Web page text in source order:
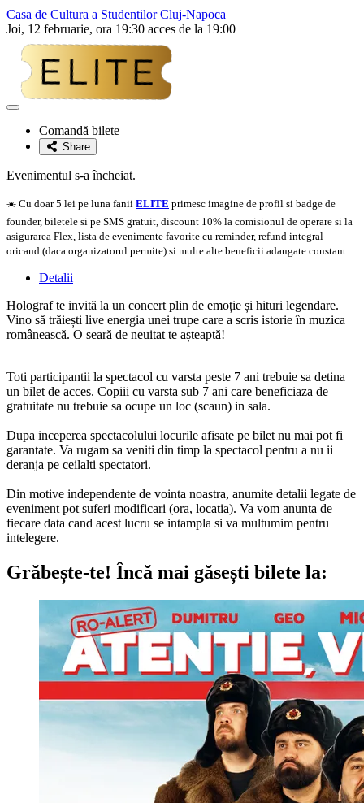
Casa de Cultura a Studentilor Cluj-Napoca
Joi, 12 februarie, ora 19:30 acces de la 19:00
Adaugă
favoriteComandă bilete
Share
Evenimentul s-a încheiat.
☀️ Cu doar 5 lei pe luna fanii ELITE primesc imagine de profil si badge de
founder, biletele si pe SMS gratuit, discount 10% la comisionul de operare si la
asigurarea Flex, lista de evenimente favorite cu reminder, refund integral
oricand (daca organizatorul permite) si multe alte beneficii adaugate constant.
Detalii
Holograf te invită la un concert plin de emoție și hituri legendare.
Vino să trăiești live energia unei trupe care a scris istorie în muzica
românească. O seară de neuitat te așteaptă!
Toti participantii la spectacol cu varsta peste 7 ani trebuie sa detina
un bilet de acces. Copiii cu varsta sub 7 ani care beneficiaza de
gratuitate nu trebuie sa ocupe un loc (scaun) in sala.
Dupa inceperea spectacolului locurile afisate pe bilet nu mai pot fi
garantate. Va rugam sa veniti din timp la spectacol pentru a nu ii
deranja pe ceilalti spectatori.
Din motive independente de vointa noastra, anumite detalii legate de
eveniment pot suferi modificari (ora, locatia). Va vom anunta de
fiecare data cand acest lucru se intampla si va multumim pentru
intelegere.
Grăbește-te! Încă mai găsești bilete la: